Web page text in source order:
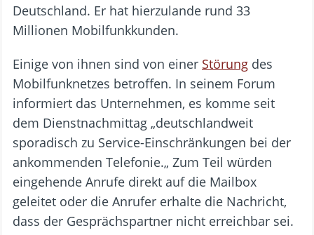
Deutschland. Er hat hierzulande rund 33
Millionen Mobilfunkkunden.
Einige von ihnen sind von einer Störung des
Mobilfunknetzes betroffen. In seinem Forum
informiert das Unternehmen, es komme seit
dem Dienstnachmittag „deutschlandweit
sporadisch zu Service-Einschränkungen bei der
ankommenden Telefonie.„ Zum Teil würden
eingehende Anrufe direkt auf die Mailbox
geleitet oder die Anrufer erhalte die Nachricht,
dass der Gesprächspartner nicht erreichbar sei.